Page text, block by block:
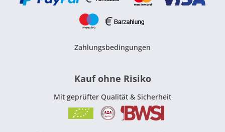
Zahlungsbedingungen
Kauf ohne Risiko
Mit geprüfter Qualität & Sicherheit